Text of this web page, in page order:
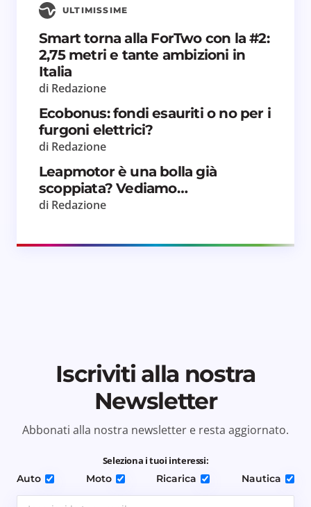
ULTIMISSIME
Smart torna alla ForTwo con la #2:
2,75 metri e tante ambizioni in
Italia
di Redazione
Ecobonus: fondi esauriti o no per i
furgoni elettrici?
di Redazione
Leapmotor è una bolla già
scoppiata? Vediamo…
di Redazione
Iscriviti alla nostra
Newsletter
Abbonati alla nostra newsletter e resta aggiornato.
Seleziona i tuoi interessi:
Auto
Moto Ricarica Nautica